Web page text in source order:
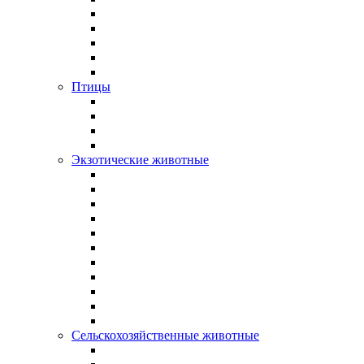
Птицы
Экзотические животные
Сельскохозяйственные животные